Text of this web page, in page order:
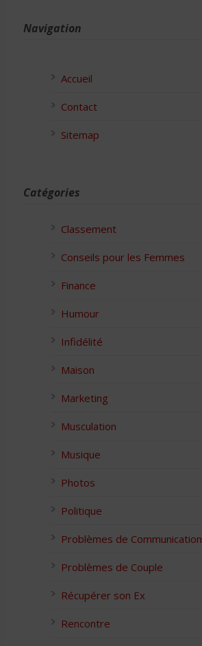
Navigation
Accueil
Contact
Sitemap
Catégories
Classement
Conseils pour les Femmes
Finance
Humour
Infidélité
Maison
Marketing
Musculation
Musique
Photos
Politique
Problèmes de Communication
Problèmes de Couple
Récupérer son Ex
Rencontre